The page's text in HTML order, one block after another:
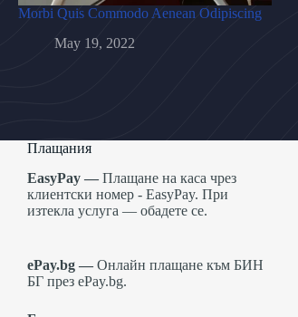
Morbi Quis Commodo Aenean Odipiscing
May 19, 2022
Плащания
EasyPay — Плащане на каса чрез
клиентски номер - EasyPay. При
изтекла услуга — обадете се.
ePay.bg — Онлайн плащане към БИН
БГ през ePay.bg.